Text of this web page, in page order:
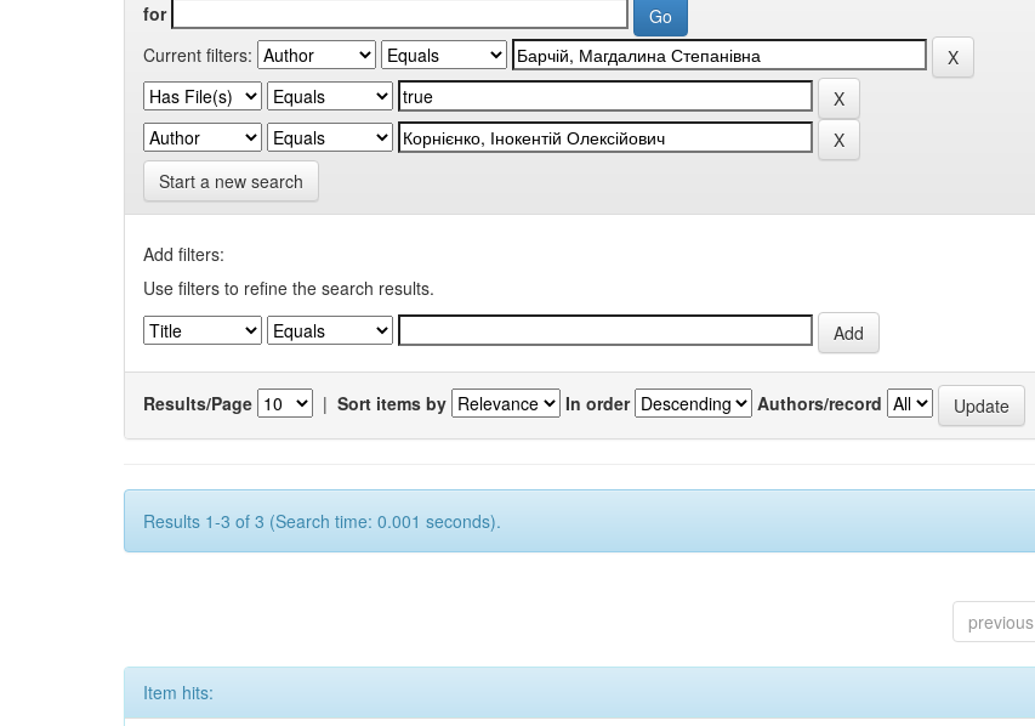
for
Current filters:
Start a new search
Add filters:
Use filters to refine the search results.
Results/Page | Sort items by In order Authors/record
Results 1-3 of 3 (Search time: 0.001 seconds).
previous
Item hits: